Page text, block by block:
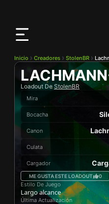
Inicio Creadores StolenBR
Loadout De StolenBR
Mira
Bocacha
Canon
Culata
Cargador
ME GUSTA ESTE LOADOUT 0
Estilo De Juego
Largo alcance
Última Actualización